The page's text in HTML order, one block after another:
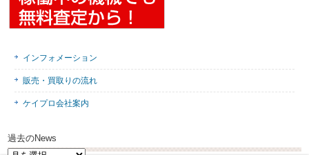
インフォメーション
販売・買取りの流れ
ケイプロ会社案内
過去のNews